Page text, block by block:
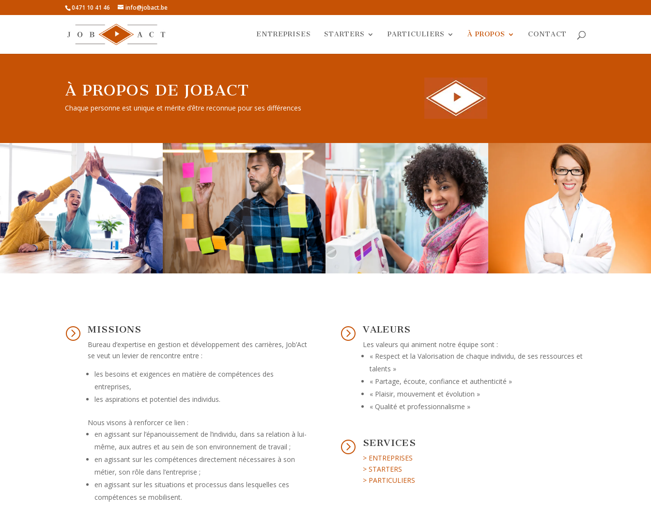
0471 10 41 46 info@jobact.be
ENTREPRISES STARTERS PARTICULIERS À PROPOS CONTACT
À PROPOS DE JOBACT
Chaque personne est unique et mérite d’être reconnue pour ses différences
= MISSIONS
Bureau d’expertise en gestion et développement des carrières, Job’Act
se veut un levier de rencontre entre :
les besoins et exigences en matière de compétences des
entreprises,
les aspirations et potentiel des individus.
Nous visons à renforcer ce lien :
en agissant sur l’épanouissement de l’individu, dans sa relation à lui-
même, aux autres et au sein de son environnement de travail ;
en agissant sur les compétences directement nécessaires à son
métier, son rôle dans l’entreprise ;
en agissant sur les situations et processus dans lesquelles ces
compétences se mobilisent.
= VALEURS
Les valeurs qui animent notre équipe sont :
« Respect et la Valorisation de chaque individu, de ses ressources et
talents »
« Partage, écoute, confiance et authenticité »
« Plaisir, mouvement et évolution »
« Qualité et professionnalisme »
= SERVICES
> ENTREPRISES
> STARTERS
> PARTICULIERS